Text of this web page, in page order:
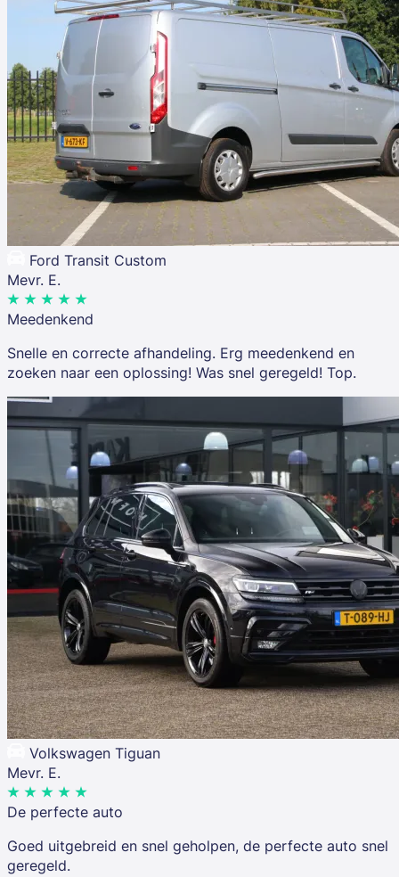
Ford Transit Custom
Mevr. E.
Meedenkend
Snelle en correcte afhandeling. Erg meedenkend en
zoeken naar een oplossing! Was snel geregeld! Top.
Volkswagen Tiguan
Mevr. E.
De perfecte auto
Goed uitgebreid en snel geholpen, de perfecte auto snel
geregeld.